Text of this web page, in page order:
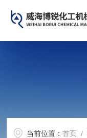
当前位置：首页 /